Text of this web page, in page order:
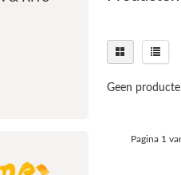
Geen
Pagina 1